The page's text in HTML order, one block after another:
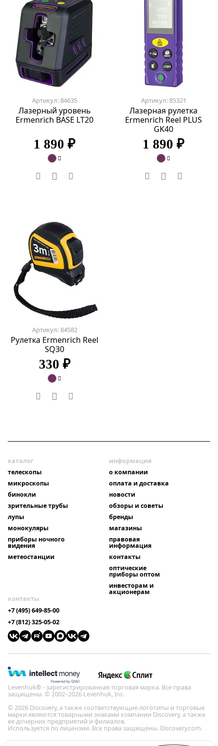
Артикул: 84635
Лазерный уровень
Ermenrich BASE LT20
1 890 ₽
Артикул: 85321
Лазерная рулетка
Ermenrich Reel PLUS
GK40
1 890 ₽
Артикул: 84582
Рулетка Ermenrich Reel
SQ30
330 ₽
каталог
телескопы
микроскопы
бинокли
зрительные трубы
лупы
монокуляры
приборы ночного
видения
метеостанции
информация
о компании
оплата и доставка
новости
обзоры и советы
бренды
магазины
правовая
информация
контакты
оптические
приборы оптом
инвесторам и
акционерам
контакты
+7 (495) 649-85-00
+7 (812) 325-05-02
Levenhuk® - зарегистрированная торговая марка. Все права
защищены. © 2002–2026 Levenhuk, Inc.
© 2026 Discovery, а также соответствующие логотипы и торговые
марки являются товарными знаками компании Discovery, а также
ее дочерних предприятий и филиалов.
Используется по лицензии. Все права защищены. Discovery.com.